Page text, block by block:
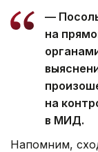
—
на
на
в МИД.
Напомним,